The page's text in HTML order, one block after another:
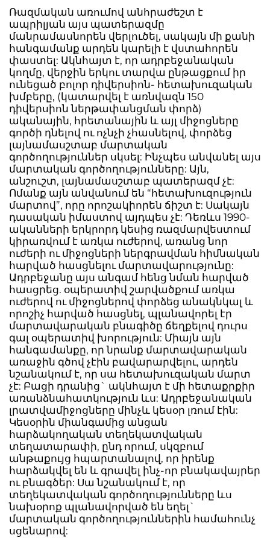
Ռազմական առումով անհրաժեշտ է
ապրիլյան այս պատերազմը
մանրամասնորեն վերլուծել, սակայն մի քանի
հանգամանք արդեն կարելի է վստահորեն
փաստել: Ակնհայտ է, որ ադրբեջանական
կողմը, վերջին երկու տարվա ընթացքում իր
ունեցած բոլոր դիվերսիոն- հետախուզական
խմբերը, (կատարվել է առնվազն 150
դիվերսիոն ներթափանցման փորձ)
ականային, հրետանային և այլ միջոցները
գործի դնելով ու ոչնչի չհասնելով, փորձեց
լայնամասշտաբ մարտական
գործողություններ սկսել: Ինչպես անվանել այս
մարտական գործողությունները: Այն,
անշուշտ, լայնամասշտաբ պատերազմ չէ:
Ոմանք այն անվանում են “հետախուզություն
մարտով”, որը որոշակիորեն ճիշտ է: Սակայն
դասական իմաստով այդպես չէ: Դեռևս 1990-
ականների երկրորդ կեսից ռազմարվեստում
կիրառվում է առկա ուժերով, առանց նոր
ուժերի ու միջոցների ներգրավման հիմնական
հարված հասցնելու մարտավարությունը:
Ադրբեջանը այս անգամ հենց նման հարված
հասցրեց. օպերատիվ շարվածքում առկա
ուժերով ու միջոցներով փորձեց անակնկալ և
որոշիչ հարված հասցնել, պլանավորել էր
մարտավարական բնագիծը ճեղքելով դուրս
գալ օպերատիվ խորություն: Միայն այն
հանգամանքը, որ նրանք մարտավարական
առաջին գծով չէին բավարարվելու, արդեն
նշանակում է, որ սա հետախուզական մարտ
չէ: Բացի դրանից` ակնհայտ է մի հետաքրքիր
առանձնահատկություն ևս: Ադրբեջանական
լրատվամիջոցները մինչև կեսօր լռում էին:
Կեսօրին միանգամից անցան
հարձակողական տեղեկատվական
տեղատարափի, ընդ որում, սկզբում
անթաքույց հպարտանալով, որ իրենք
հարձակվել են և գրավել ինչ-որ բնակավայրեր
ու բնագծեր: Սա նշանակում է, որ
տեղեկատվական գործողությունները ևս
նախօրոք պլանավորված են եղել`
մարտական գործողություններին համահունչ
սցենարով: